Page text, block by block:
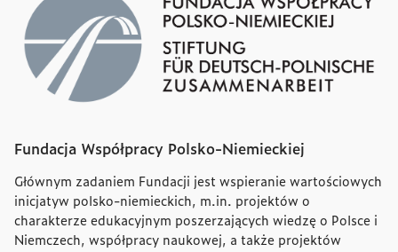
Fundacja Współpracy Polsko-Niemieckiej
Głównym zadaniem Fundacji jest wspieranie wartościowych
inicjatyw polsko-niemieckich, m.in. projektów o
charakterze edukacyjnym poszerzających wiedzę o Polsce i
Niemczech, współpracy naukowej, a także projektów